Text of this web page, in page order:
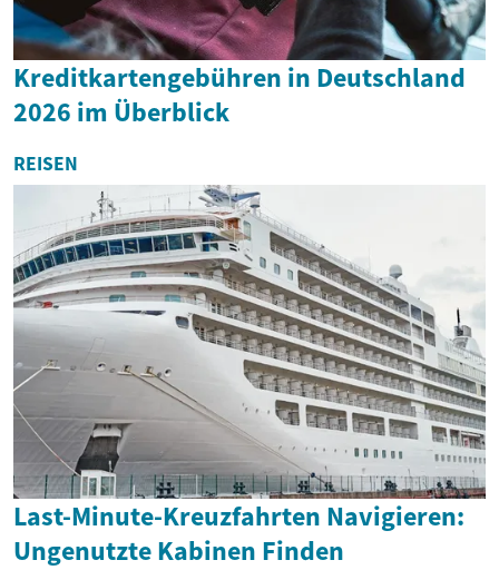
Kreditkartengebühren in Deutschland
2026 im Überblick
REISEN
Last-Minute-Kreuzfahrten Navigieren:
Ungenutzte Kabinen Finden